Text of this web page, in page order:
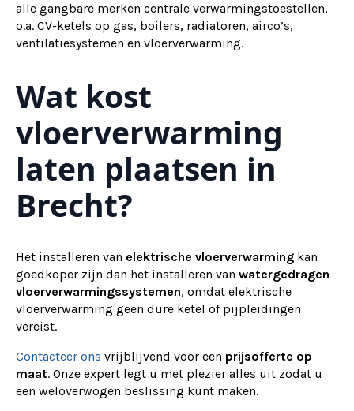
alle gangbare merken centrale verwarmingstoestellen,
o.a. CV-ketels op gas, boilers, radiatoren, airco’s,
ventilatiesystemen en vloerverwarming.
Wat kost
vloerverwarming
laten plaatsen in
Brecht?
Het installeren van elektrische vloerverwarming kan
goedkoper zijn dan het installeren van watergedragen
vloerverwarmingssystemen, omdat elektrische
vloerverwarming geen dure ketel of pijpleidingen
vereist.
Contacteer ons vrijblijvend voor een prijsofferte op
maat. Onze expert legt u met plezier alles uit zodat u
een weloverwogen beslissing kunt maken.